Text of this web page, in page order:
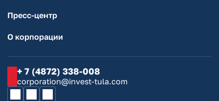
Пресс-центр
О корпорации
+ 7 (4872) 338-008
corporation@invest-tula.com